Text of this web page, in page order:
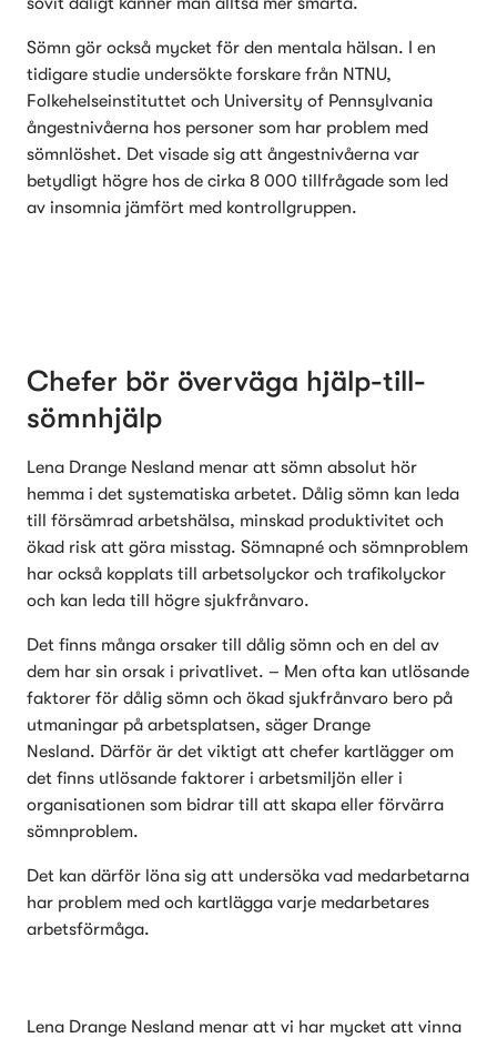
Sömn gör också mycket för den mentala hälsan. I en
tidigare studie undersökte forskare från NTNU,
Folkehelseinstituttet och University of Pennsylvania
ångestnivåerna hos personer som har problem med
sömnlöshet. Det visade sig att ångestnivåerna var
betydligt högre hos de cirka 8 000 tillfrågade som led
av insomnia jämfört med kontrollgruppen.
Chefer bör överväga hjälp-till-
sömnhjälp
Lena Drange Nesland menar att sömn absolut hör
hemma i det systematiska arbetet. Dålig sömn kan leda
till försämrad arbetshälsa, minskad produktivitet och
ökad risk att göra misstag. Sömnapné och sömnproblem
har också kopplats till arbetsolyckor och trafikolyckor
och kan leda till högre sjukfrånvaro.
Det finns många orsaker till dålig sömn och en del av
dem har sin orsak i privatlivet. – Men ofta kan utlösande
faktorer för dålig sömn och ökad sjukfrånvaro bero på
utmaningar på arbetsplatsen, säger Drange
Nesland. Därför är det viktigt att chefer kartlägger om
det finns utlösande faktorer i arbetsmiljön eller i
organisationen som bidrar till att skapa eller förvärra
sömnproblem.
Det kan därför löna sig att undersöka vad medarbetarna
har problem med och kartlägga varje medarbetares
arbetsförmåga.
Lena Drange Nesland menar att vi har mycket att vinna